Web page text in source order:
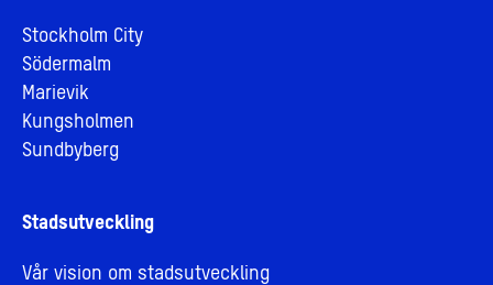
Stockholm City
Södermalm
Marievik
Kungsholmen
Sundbyberg
Stadsutveckling
Vår vision om stadsutveckling